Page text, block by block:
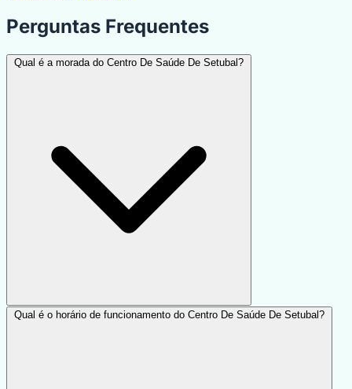
Perguntas Frequentes
Qual é a morada do Centro De Saúde De Setubal?
Qual é o horário de funcionamento do Centro De Saúde De Setubal?